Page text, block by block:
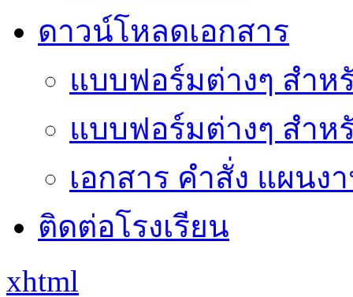
ดาวน์โหลดเอกสาร
แบบฟอร์มต่างๆ สำห
แบบฟอร์มต่างๆ สำห
เอกสาร คำสั่ง แผนง
ติดต่อโรงเรียน
xhtml